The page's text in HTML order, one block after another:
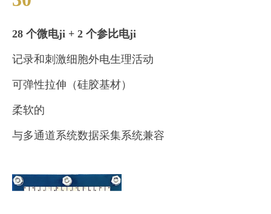
28 个微电ji + 2 个参比电ji
记录和刺激细胞外电生理活动
可弹性拉伸（硅胶基材）
柔软的
与多通道系统数据采集系统兼容